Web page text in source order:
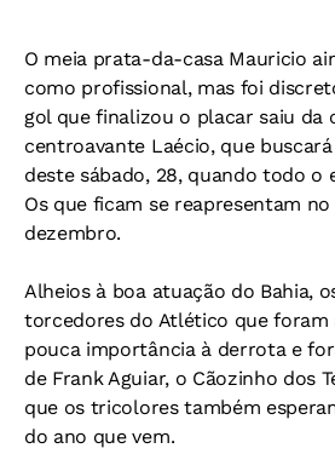
O meia prata-da-casa Mauricio
como profissional, mas foi
gol que finalizou o placar saiu da
centroavante Laécio, que
deste sábado, 28, quando todo o
Os que ficam se reapresentam
dezembro.
Alheios à boa atuação do Bahia,
torcedores do Atlético que foram
pouca importância à derrota e
de Frank Aguiar, o Cãozinho dos
que os tricolores também
do ano que vem.